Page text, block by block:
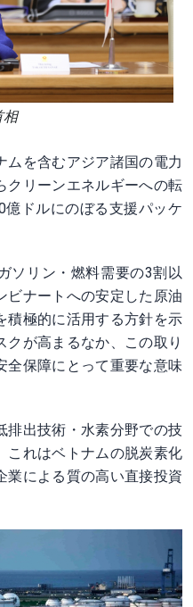
相
ムを含むアジア諸国の電力
クリーンエネルギーへの転
ドルにのぼる支援パッケ
ソリン・燃料需要の3割以
ビナートへの安定した原油
積極的に活用する方針を示
クが高まるなか、この取り
全保障にとって重要な意味
排出技術・水素分野での技
これはベトナムの脱炭素化
業による質の高い直接投資